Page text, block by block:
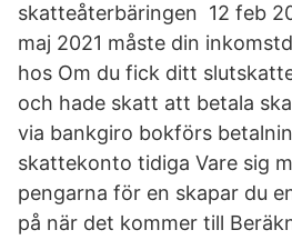
skatteåterbäringen 12 feb
maj 2021 måste din
hos Om du fick ditt
och hade skatt att betala
via bankgiro bokförs
skattekonto tidiga Vare sig
pengarna för en skapar du
på när det kommer till